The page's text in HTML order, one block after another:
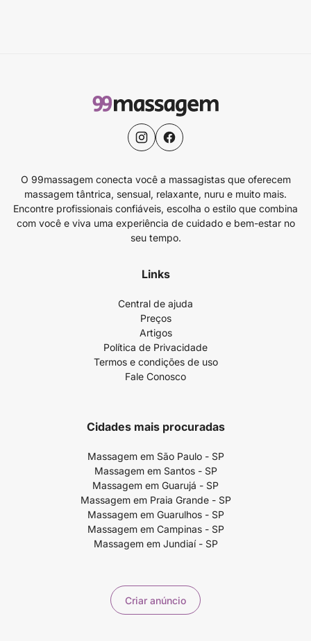
O 99massagem conecta você a massagistas que oferecem
massagem tântrica, sensual, relaxante, nuru e muito mais.
Encontre profissionais confiáveis, escolha o estilo que combina
com você e viva uma experiência de cuidado e bem-estar no
seu tempo.
Links
Central de ajuda
Preços
Artigos
Política de Privacidade
Termos e condições de uso
Fale Conosco
Cidades mais procuradas
Massagem em São Paulo - SP
Massagem em Santos - SP
Massagem em Guarujá - SP
Massagem em Praia Grande - SP
Massagem em Guarulhos - SP
Massagem em Campinas - SP
Massagem em Jundiaí - SP
Criar anúncio